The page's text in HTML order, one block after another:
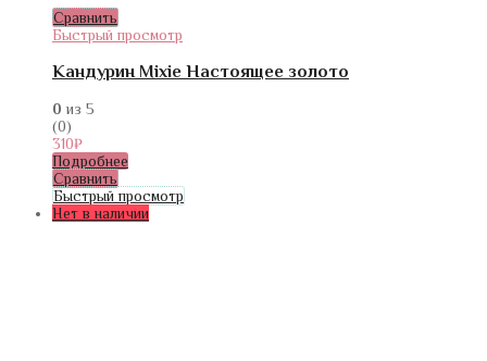
Сравнить
Быстрый просмотр
Кандурин Mixie Настоящее золото
0 из 5
(0)
310₽
Подробнее
Сравнить
Быстрый просмотр
Нет в наличии